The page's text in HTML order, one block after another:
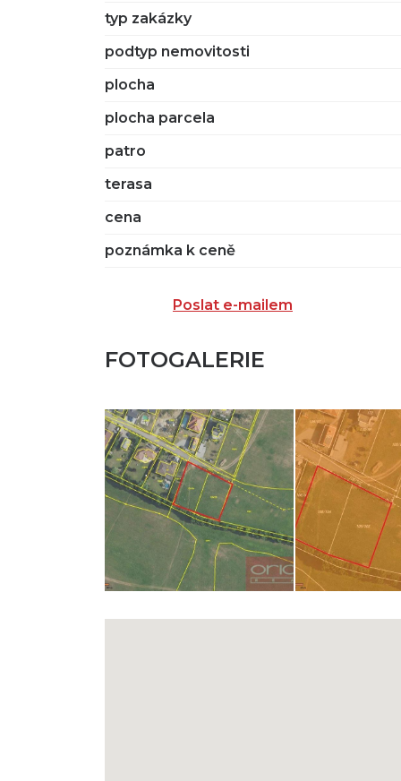
typ zakázky
podtyp nemovitosti
plocha
plocha parcela
patro
terasa
cena
poznámka k ceně
Poslat e-mailem
FOTOGALERIE